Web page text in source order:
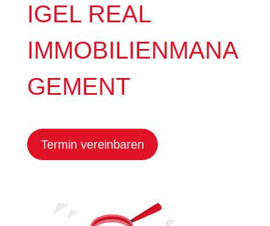
IGEL REAL
IMMOBILIENMANA
GEMENT
Termin vereinbaren